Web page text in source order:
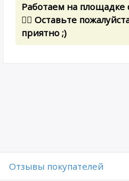
Работаем на площадке
✍🏻 Оставьте
приятно ;)
Отзывы покупателей